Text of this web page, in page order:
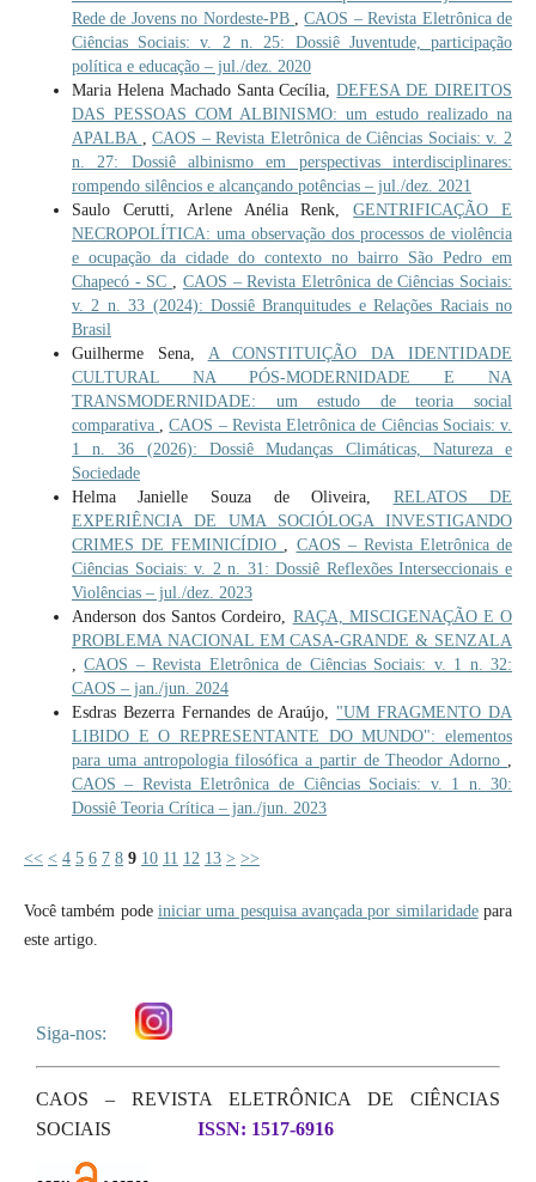
Rede de Jovens no Nordeste-PB
,CAOS – Revista Eletrônica de
Ciências Sociais: v. 2 n. 25: Dossiê Juventude, participação
política e educação – jul./dez. 2020
Maria Helena Machado Santa Cecília,DEFESA DE DIREITOS
DAS PESSOAS COM ALBINISMO: um estudo realizado na
APALBA
,CAOS – Revista Eletrônica de Ciências Sociais: v. 2
n. 27: Dossiê albinismo em perspectivas interdisciplinares:
rompendo silêncios e alcançando potências – jul./dez. 2021
Saulo Cerutti, Arlene Anélia Renk,GENTRIFICAÇÃO E
NECROPOLÍTICA: uma observação dos processos de violência
e ocupação da cidade do contexto no bairro São Pedro em
Chapecó - SC
CAOS – Revista Eletrônica de Ciências Sociais:
v. 2 n. 33 (2024): Dossiê Branquitudes e Relações Raciais no
Brasil
Guilherme Sena, A CONSTITUIÇÃO DA IDENTIDADE
CULTURAL NA PÓS-MODERNIDADE E NA
TRANSMODERNIDADE: um estudo de teoria social
comparativa
,CAOS – Revista Eletrônica de Ciências Sociais: v.
1 n. 36 (2026): Dossiê Mudanças Climáticas, Natureza e
Sociedade
Helma Janielle Souza de Oliveira, RELATOS DE
EXPERIÊNCIA DE UMA SOCIÓLOGA INVESTIGANDO
CRIMES DE FEMINICÍDIO
CAOS – Revista Eletrônica de
Ciências Sociais: v. 2 n. 31: Dossiê Reflexões Interseccionais e
Violências – jul./dez. 2023
Anderson dos Santos Cordeiro, RAÇA, MISCIGENAÇÃO E O
PROBLEMA NACIONAL EM CASA-GRANDE & SENZALA
,CAOS – Revista Eletrônica de Ciências Sociais: v. 1 n. 32:
CAOS – jan./jun. 2024
Esdras Bezerra Fernandes de Araújo, "UM FRAGMENTO DA
LIBIDO E O REPRESENTANTE DO MUNDO": elementos
para uma antropologia filosófica a partir de Theodor Adorno
CAOS – Revista Eletrônica de Ciências Sociais: v. 1 n. 30:
Dossiê Teoria Crítica – jan./jun. 2023
<< < 4 5 6 7 8 9 10 11 12 13 > >>
Você também pode iniciar uma pesquisa avançada por similaridadepara
este artigo.
Siga-nos:
CAOS – REVISTA ELETRÔNICA DE CIÊNCIAS
SOCIAIS
ISSN: 1517-6916